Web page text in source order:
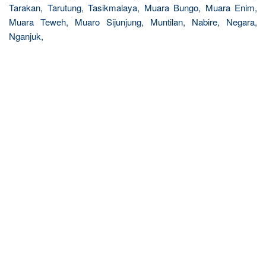
Tarakan, Tarutung, Tasikmalaya, Muara Bungo, Muara Enim,
Muara Teweh, Muaro Sijunjung, Muntilan, Nabire, Negara,
Nganjuk,